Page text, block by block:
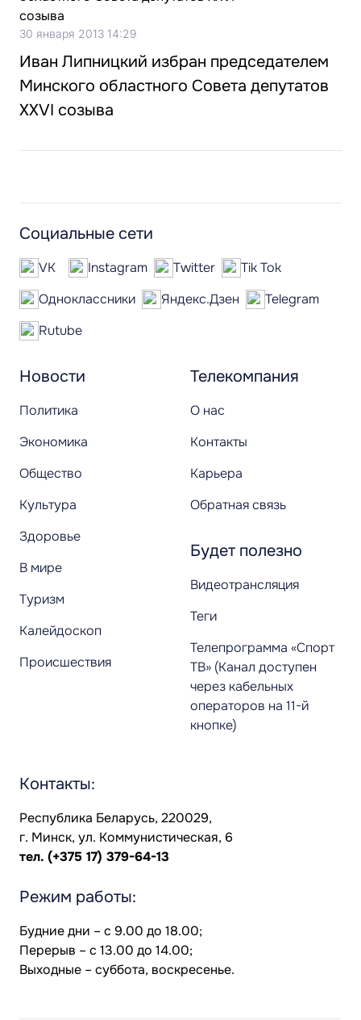
30 января 2013 14:29
Иван Липницкий избран председателем
Минского областного Совета депутатов
XXVI созыва
Новости
Политика
Экономика
Общество
Культура
Здоровье
В мире
Туризм
Калейдоскоп
Происшествия
Телекомпания
О нас
Контакты
Карьера
Обратная связь
Будет полезно
Видеотрансляция
Теги
Телепрограмма «Спорт
ТВ» (Канал доступен
через кабельных
операторов на 11-й
кнопке)
Социальные сети
VK Instagram Twitter
Tik Tok
Одноклассники
Яндекс.Дзен
Telegram
Rutube
Контакты:
Республика Беларусь, 220029,
г. Минск, ул. Коммунистическая, 6
тел. (+375 17) 379-64-13
Режим работы:
Будние дни – с 9.00 до 18.00;
Перерыв – с 13.00 до 14.00;
Выходные – суббота, воскресенье.